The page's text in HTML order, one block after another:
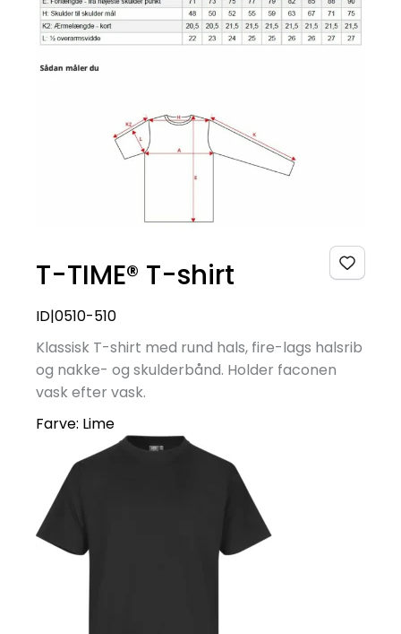
T-TIME® T-shirt
ID|0510-510
Klassisk T-shirt med rund hals, fire-lags halsrib
og nakke- og skulderbånd. Holder faconen
vask efter vask.
Farve: Lime